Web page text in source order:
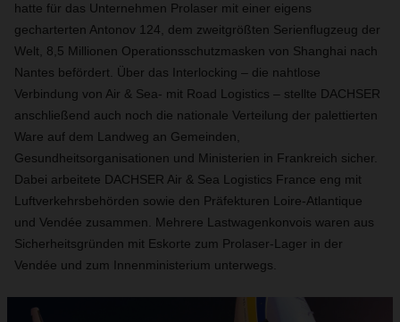
hatte für das Unternehmen Prolaser mit einer eigens
gecharterten Antonov 124, dem zweitgrößten Serienflugzeug der
Welt, 8,5 Millionen Operationsschutzmasken von Shanghai nach
Nantes befördert. Über das Interlocking – die nahtlose
Verbindung von Air & Sea- mit Road Logistics – stellte DACHSER
anschließend auch noch die nationale Verteilung der palettierten
Ware auf dem Landweg an Gemeinden,
Gesundheitsorganisationen und Ministerien in Frankreich sicher.
Dabei arbeitete DACHSER Air & Sea Logistics France eng mit
Luftverkehrsbehörden sowie den Präfekturen Loire-Atlantique
und Vendée zusammen. Mehrere Lastwagenkonvois waren aus
Sicherheitsgründen mit Eskorte zum Prolaser-Lager in der
Vendée und zum Innenministerium unterwegs.